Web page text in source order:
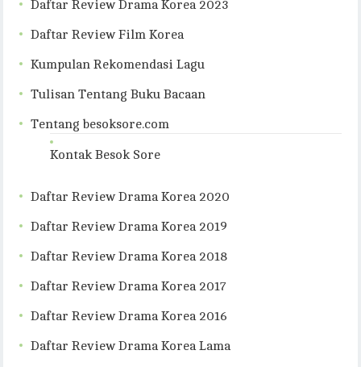
Daftar Review Drama Korea 2023
Daftar Review Film Korea
Kumpulan Rekomendasi Lagu
Tulisan Tentang Buku Bacaan
Tentang besoksore.com
Kontak Besok Sore
Daftar Review Drama Korea 2020
Daftar Review Drama Korea 2019
Daftar Review Drama Korea 2018
Daftar Review Drama Korea 2017
Daftar Review Drama Korea 2016
Daftar Review Drama Korea Lama